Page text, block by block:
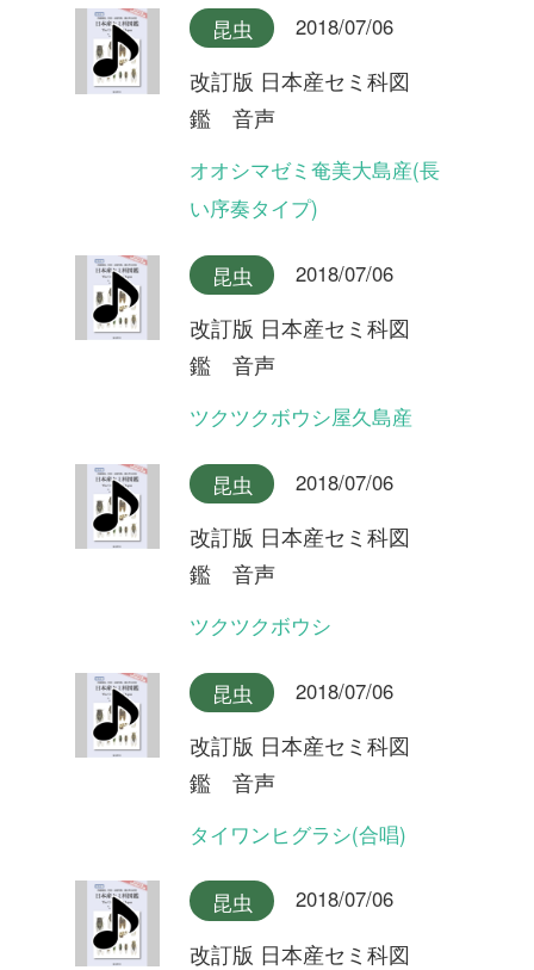
改訂版 日本産セミ科図
鑑 音声
ヒグラシ奄美大島産
昆虫 2018/07/06
改訂版 日本産セミ科図
鑑 音声
ヒグラシ(夜明けの合唱)
昆虫 2018/07/06
鑑 音声
イワサキヒメハルゼミ(合唱)
昆虫 2018/07/06
改訂版 日本産セミ科図
昆虫 2018/07/06
改訂版 日本産セミ科図
鑑 音声
オキナワヒメハルゼミ(合唱)
昆虫
改訂版 日本産セミ科図
鑑 音声